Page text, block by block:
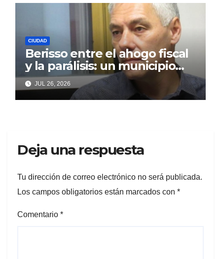
CIUDAD
Berisso entre el ahogo fiscal
y la parálisis: un municipio
acorralado por la falta de
gestión y el desencanto
vecino
JUL 26, 2026
Deja una respuesta
Tu dirección de correo electrónico no será publicada.
Los campos obligatorios están marcados con *
Comentario *